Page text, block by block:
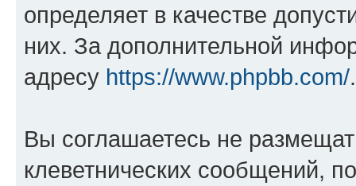
определяет в качестве
них. За дополнительной
адресу https://www.phpbb.com/.
Вы соглашаетесь не
клеветнических сообщений,